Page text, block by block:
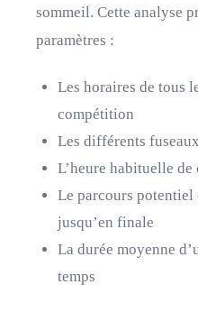
sommeil. Cette analyse
paramètres :
Les horaires de tous
compétition
Les différents
L’heure habituelle
Le parcours potentiel
jusqu’en finale
La durée moyenne
temps